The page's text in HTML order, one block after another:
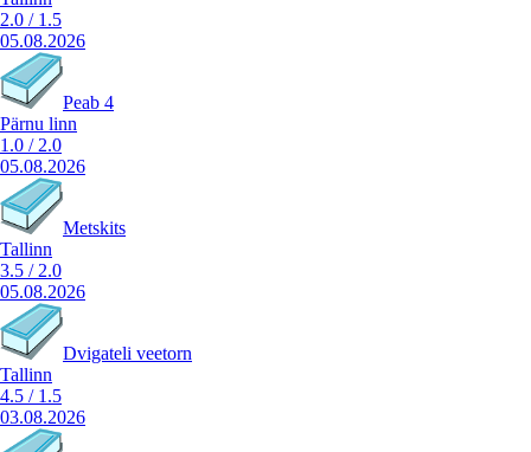
2.0 / 1.5
05.08.2026
Peab 4
Pärnu linn
1.0 / 2.0
05.08.2026
Metskits
Tallinn
3.5 / 2.0
05.08.2026
Dvigateli veetorn
Tallinn
4.5 / 1.5
03.08.2026